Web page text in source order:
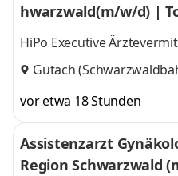
hwarzwald(m/w/d) | Tolles Team im Großrau
m Schwarzwald
HiPo Executive
Gutach
vor etwa 18 Stunden
Assistenzarzt
Region Schwarzwald